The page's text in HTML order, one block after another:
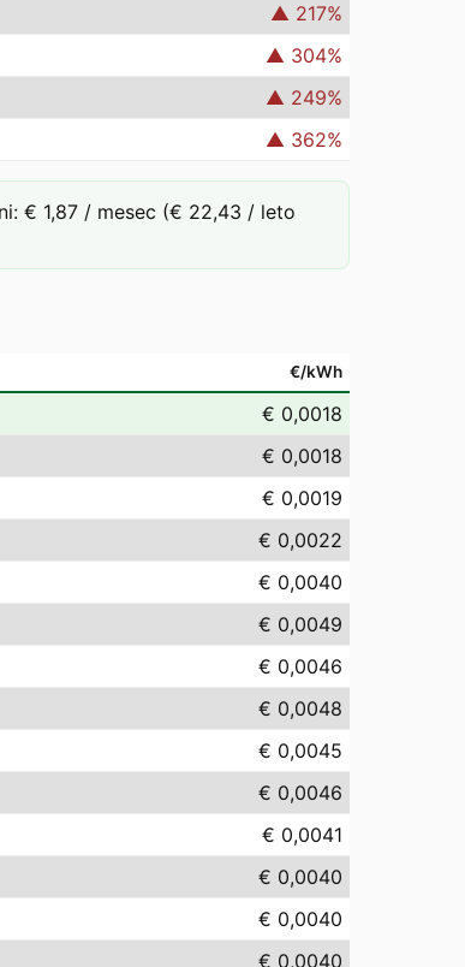
▲ 217%
▲ 304%
▲ 249%
▲ 362%
€ 1,87 / mesec (€ 22,43 / leto
€/kWh
€ 0,0018
€ 0,0018
€ 0,0019
€ 0,0022
€ 0,0040
€ 0,0049
€ 0,0046
€ 0,0048
€ 0,0045
€ 0,0046
€ 0,0041
€ 0,0040
€ 0,0040
€ 0,0040